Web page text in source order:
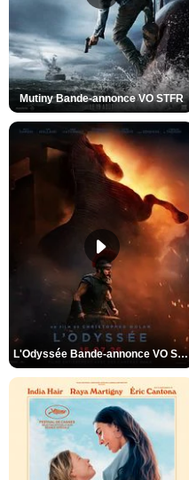
Mutiny Bande-annonce VO STFR
L'Odyssée Bande-annonce VO STFR